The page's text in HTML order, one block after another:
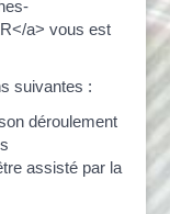
a> vous est
suivantes :
déroulement
assisté par la